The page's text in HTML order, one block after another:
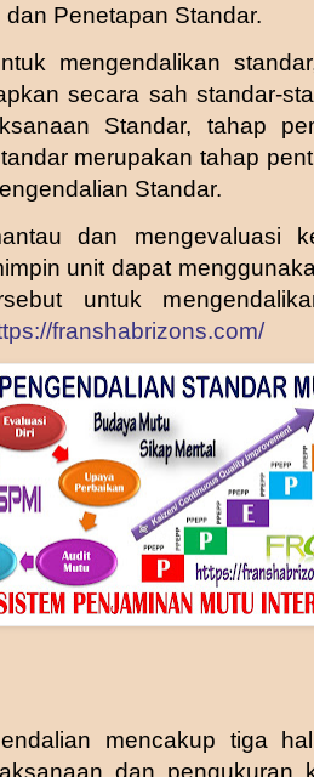
Penetapan Standar.
mengendalikan
secara sah standar-
Standar, tahap
merupakan tahap
Standar.
dan mengevaluasi
unit dapat
untuk
franshabrizons.com/
mencakup tiga
dan pengukuran